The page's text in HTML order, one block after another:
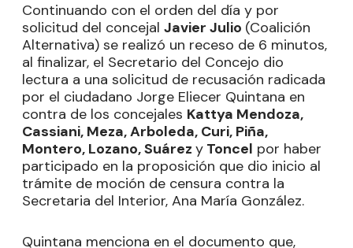
Continuando con el orden del día y por
solicitud del concejal Javier Julio (Coalición
Alternativa) se realizó un receso de 6 minutos,
al finalizar, el Secretario del Concejo dio
lectura a una solicitud de recusación radicada
por el ciudadano Jorge Eliecer Quintana en
contra de los concejales Kattya Mendoza,
Cassiani, Meza, Arboleda, Curi, Piña,
Montero, Lozano, Suárez y Toncel por haber
participado en la proposición que dio inicio al
trámite de moción de censura contra la
Secretaria del Interior, Ana María González.
Quintana menciona en el documento que,